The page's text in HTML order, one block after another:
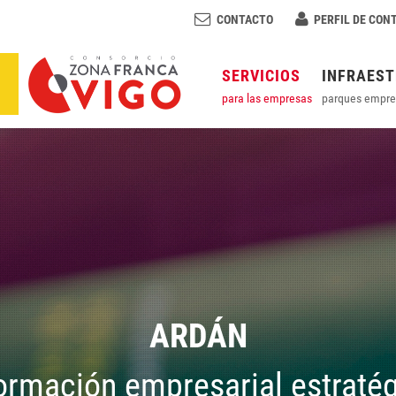
CONTACTO PERFIL DE
SERVICIOS
para las empresas parques
ARDÁN
empresarial